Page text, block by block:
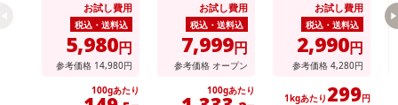
切り落としお試し費用
税込・送料込
5,980円
参考価格 14,980円
100gあたり
お試し費用
税込・送料込
7,999円
参考価格 オープン
100gあたり
お試し費用
税込・送料込
2,990円
参考価格 4,280円
1kgあたり 299円